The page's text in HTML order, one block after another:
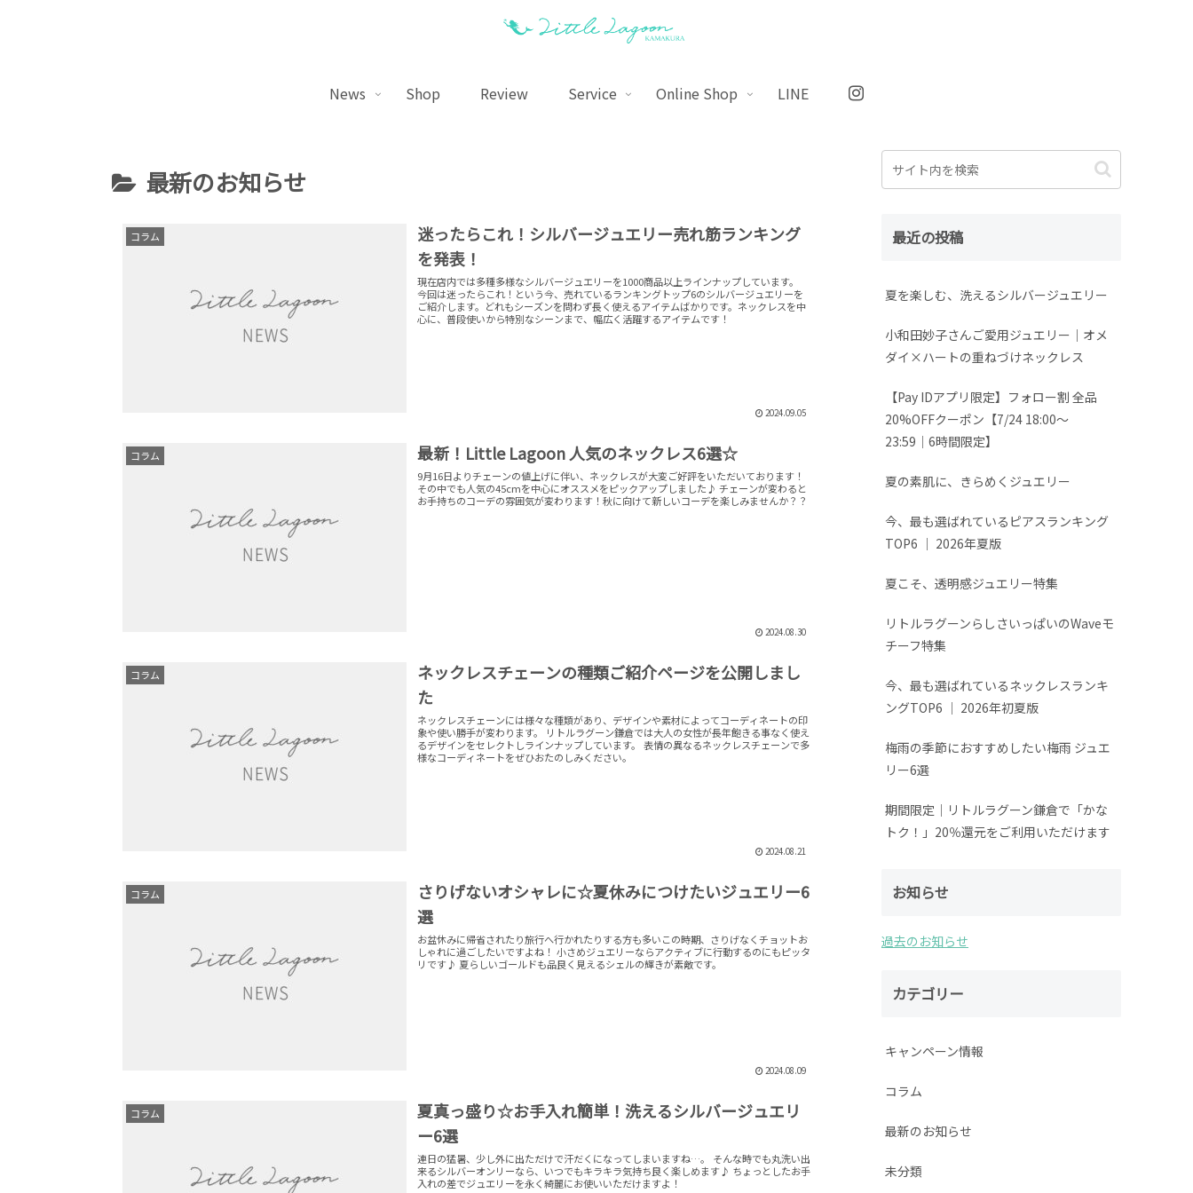
News Shop Review Service Online Shop LINE
最新のお知らせ
コラム
迷ったらこれ！シルバージュエリー売れ筋ランキング
を発表！
現在店内では多種多様なシルバージュエリーを1000商品以上ラインナップしています。
今回は迷ったらこれ！という今、売れているランキングトップ6のシルバージュエリーを
ご紹介します。どれもシーズンを問わず長く使えるアイテムばかりです。ネックレスを中
心に、普段使いから特別なシーンまで、幅広く活躍するアイテムです！
2024.09.05
コラム 最新！Little Lagoon 人気のネックレス6選☆
9月16日よりチェーンの値上げに伴い、ネックレスが大変ご好評をいただいております！
その中でも人気の45cmを中心にオススメをピックアップしました♪ チェーンが変わると
お手持ちのコーデの雰囲気が変わります！秋に向けて新しいコーデを楽しみませんか？？
2024.08.30
コラム
ネックレスチェーンの種類ご紹介ページを公開しまし
た
ネックレスチェーンには様々な種類があり、デザインや素材によってコーディネートの印
象や使い勝手が変わります。 リトルラグーン鎌倉では大人の女性が長年飽きる事なく使え
るデザインをセレクトしラインナップしています。 表情の異なるネックレスチェーンで多
様なコーディネートをぜひおたのしみください。
2024.08.21
コラム
さりげないオシャレに☆夏休みにつけたいジュエリー6
選
お盆休みに帰省されたり旅行へ行かれたりする方も多いこの時期、さりげなくチョットお
しゃれに過ごしたいですよね！ 小さめジュエリーならアクティブに行動するのにもピッタ
リです♪ 夏らしいゴールドも品良く見えるシェルの輝きが素敵です。
2024.08.09
コラム
夏真っ盛り☆お手入れ簡単！洗えるシルバージュエリ
ー6選
連日の猛暑、少し外に出ただけで汗だくになってしまいますね…。 そんな時でも丸洗い出
来るシルバーオンリーなら、いつでもキラキラ気持ち良く楽しめます♪ ちょっとしたお手
入れの差でジュエリーを永く綺麗にお使いいただけますよ！
最近の投稿
夏を楽しむ、洗えるシルバージュエリー
小和田妙子さんご愛用ジュエリー｜オメ
ダイ×ハートの重ねづけネックレス
【Pay IDアプリ限定】フォロー割 全品
20%OFFクーポン【7/24 18:00～
23:59│6時間限定】
夏の素肌に、きらめくジュエリー
今、最も選ばれているピアスランキング
TOP6 │ 2026年夏版
夏こそ、透明感ジュエリー特集
リトルラグーンらしさいっぱいのWaveモ
チーフ特集
今、最も選ばれているネックレスランキ
ングTOP6 │ 2026年初夏版
梅雨の季節におすすめしたい梅雨 ジュエ
リー6選
期間限定│リトルラグーン鎌倉で「かな
トク！」20％還元をご利用いただけます
お知らせ
過去のお知らせ
カテゴリー
キャンペーン情報
コラム
最新のお知らせ
未分類